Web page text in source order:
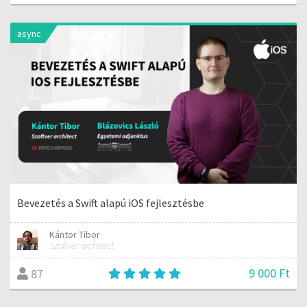
async
Bevezetés a Swift alapú iOS fejlesztésbe
Kántor Tibor
Szoftver architect
87 9 000 Ft